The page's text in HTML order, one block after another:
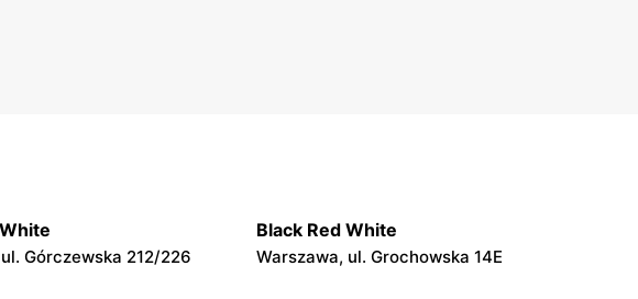
Górczewska 212/226
Black Red White
Warszawa, ul. Grochowska 14E